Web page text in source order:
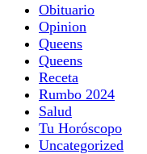
Obituario
Opinion
Queens
Queens
Receta
Rumbo 2024
Salud
Tu Horóscopo
Uncategorized